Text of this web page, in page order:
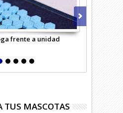
frente a unidad
TUS MASCOTAS